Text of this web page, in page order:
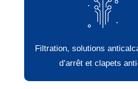
Filtration, solutions
d’arrêt et clapets